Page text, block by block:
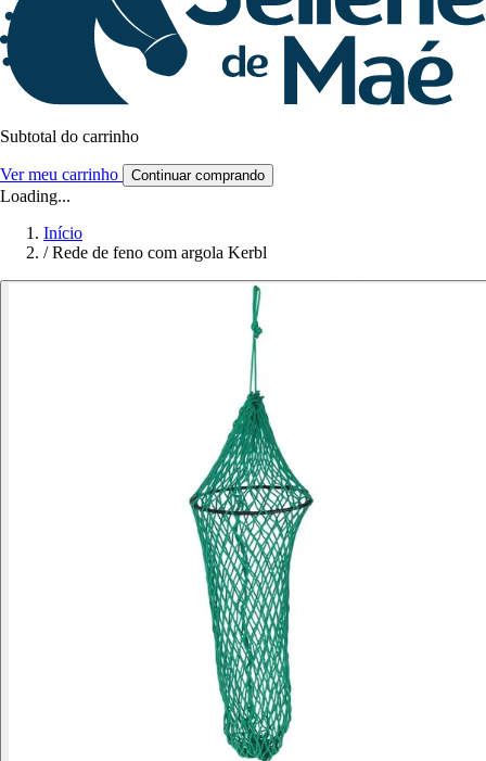
Subtotal do carrinho
Ver meu carrinho Continuar comprando
Loading...
Início
/ Rede de feno com argola Kerbl